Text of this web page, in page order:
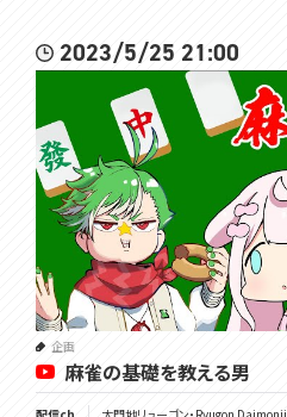
2023/5/25 21:00
企画
麻雀の基礎を教える男
配信ch 大門地リューゴン・Ryugon Daimonji